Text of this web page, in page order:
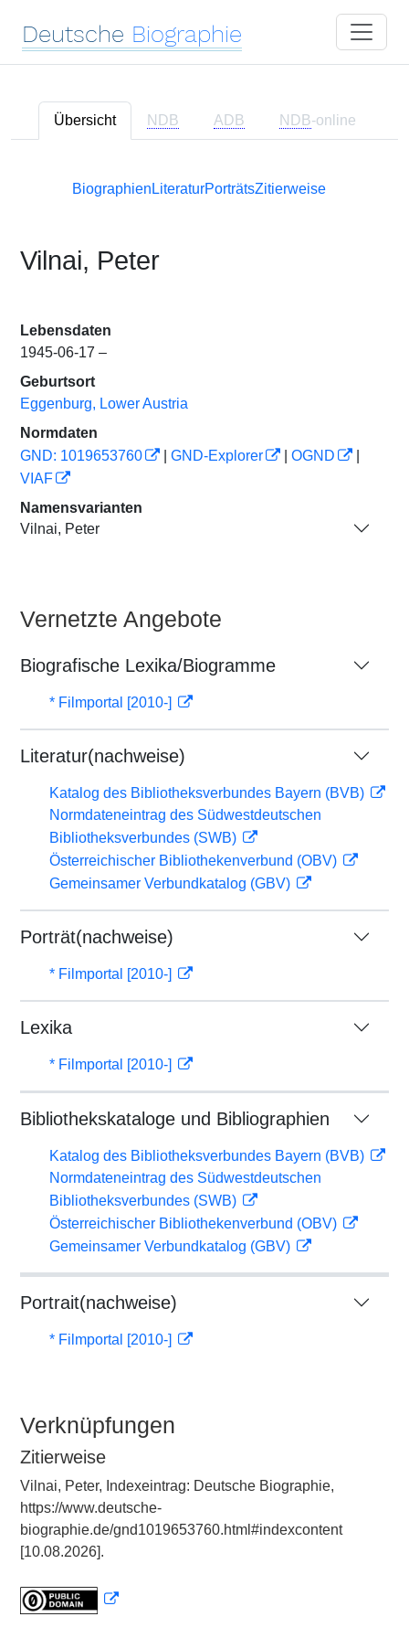
Deutsche Biographie
Übersicht NDB ADB NDB-online
Biographien LiteraturPorträtsZitierweise
Vilnai, Peter
Lebensdaten
1945-06-17 –
Geburtsort
Eggenburg, Lower Austria
Normdaten
GND: 1019653760
GND-Explorer OGND
VIAF
Namensvarianten
Vilnai, Peter
Vernetzte Angebote
Biografische Lexika/Biogramme
* Filmportal [2010-]
Literatur(nachweise)
Katalog des Bibliotheksverbundes Bayern (BVB)
Normdateneintrag des Südwestdeutschen
Bibliotheksverbundes (SWB)
Österreichischer Bibliothekenverbund (OBV)
Gemeinsamer Verbundkatalog (GBV)
Porträt(nachweise)
* Filmportal [2010-]
Lexika
* Filmportal [2010-]
Bibliothekskataloge und Bibliographien
Katalog des Bibliotheksverbundes Bayern (BVB)
Normdateneintrag des Südwestdeutschen
Bibliotheksverbundes (SWB)
Österreichischer Bibliothekenverbund (OBV)
Gemeinsamer Verbundkatalog (GBV)
Portrait(nachweise)
* Filmportal [2010-]
Verknüpfungen
Zitierweise
Vilnai, Peter, Indexeintrag: Deutsche Biographie,
https://www.deutsche-
biographie.de/gnd1019653760.html#indexcontent
[10.08.2026].